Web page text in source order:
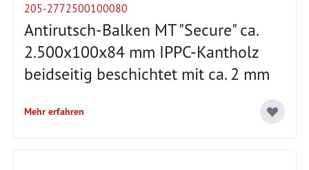
205-2772500100080
Antirutsch-Balken MT "Secure" ca.
2.500x100x84 mm IPPC-Kantholz
beidseitig beschichtet mit ca. 2 mm
Mehr erfahren